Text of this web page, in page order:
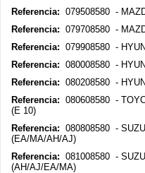
Referencia: 079508580 -
Referencia: 079708580 -
Referencia: 079908580 -
Referencia: 080008580 -
Referencia: 080208580 -
Referencia: 080608580 -
(E 10)
Referencia: 080808580 -
(EA/MA/AH/AJ)
Referencia: 081008580 -
(AH/AJ/EA/MA)